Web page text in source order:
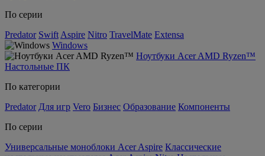
По серии
Predator Swift Aspire Nitro TravelMate Extensa
Windows
Ноутбуки Acer AMD Ryzen™
Настольные ПК
По категории
Predator Для игр Vero Бизнес Образование Компоненты
По серии
Универсальные моноблоки Acer Aspire Классические